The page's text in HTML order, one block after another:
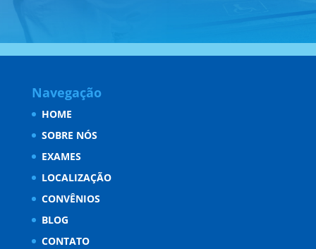
Navegação
HOME
SOBRE NÓS
EXAMES
LOCALIZAÇÃO
CONVÊNIOS
BLOG
CONTATO